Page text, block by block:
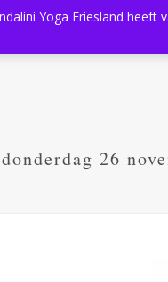
26
Yoga Friesland